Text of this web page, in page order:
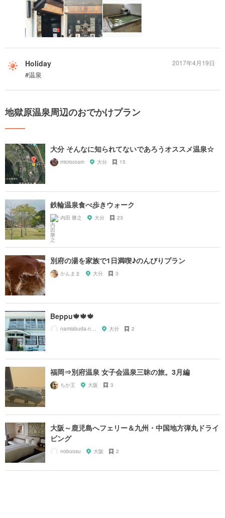
Holiday
#温泉
2017年4月19日
地獄原温泉周辺のおでかけプラン
大分 そんなに知られてないであろうオススメ温泉☆
microcosm 大分 15
鉄輪温泉食べ歩きウォーク
内田 勝之 大分 23
別府の湯を家族で1日満喫♪のんびりプラン
かんまま 大分 3
Beppu🍁🍁🍁
namiabuda-namiabuda- 大分 2
福岡⇒別府温泉 女子会温泉三昧の旅。3月編
ちか王 大阪 3
大阪～鹿児島へフェリー＆九州・中国地方弾丸ドライ
ビング
nobuosu 大阪 2